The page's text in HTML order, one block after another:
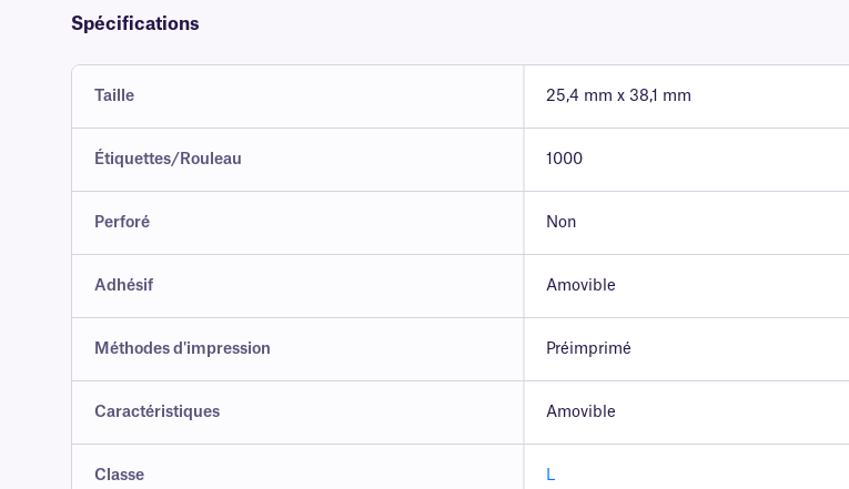
Spécifications
Taille 25,4 mm x 38,1 mm
Étiquettes/Rouleau 1000
Perforé Non
Adhésif Amovible
Méthodes d'impression Préimprimé
Caractéristiques Amovible
Classe L